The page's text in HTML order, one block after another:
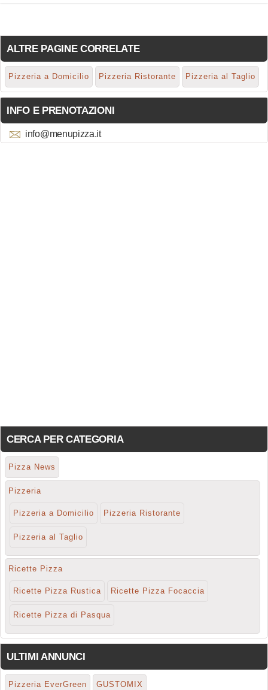
ALTRE PAGINE CORRELATE
Pizzeria a Domicilio Pizzeria Ristorante Pizzeria al Taglio
INFO E PRENOTAZIONI
info@menupizza.it
CERCA PER CATEGORIA
Pizza News
Pizzeria
Pizzeria a Domicilio Pizzeria Ristorante
Pizzeria al Taglio
Ricette Pizza
Ricette Pizza Rustica Ricette Pizza Focaccia
Ricette Pizza di Pasqua
ULTIMI ANNUNCI
Pizzeria EverGreen GUSTOMIX